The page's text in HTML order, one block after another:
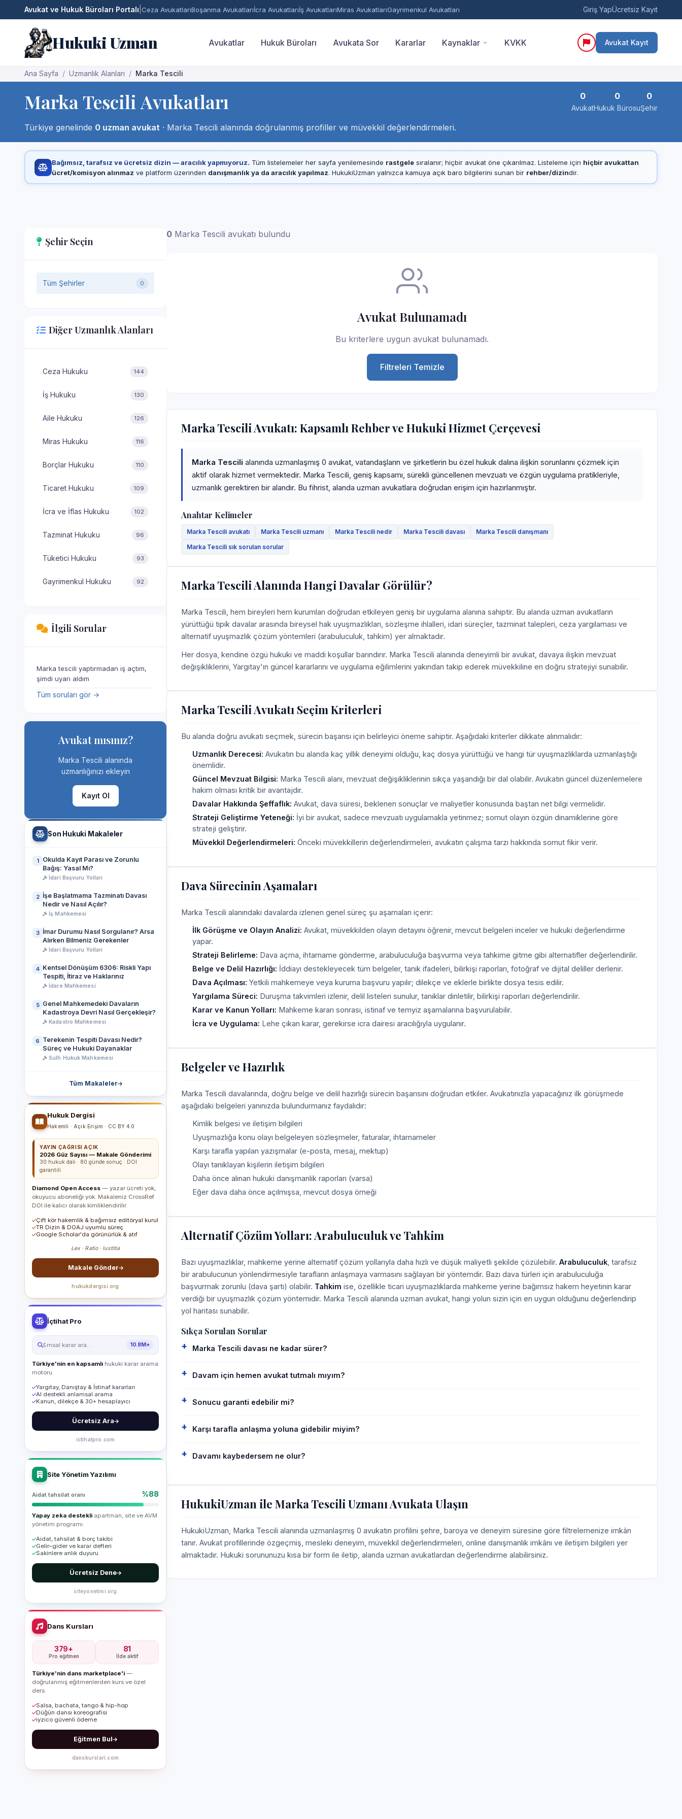
Avukat ve Hukuk Büroları Portalı Ceza AvukatlarıBoşanma Avukatlarıİcra Avukatlarıİş AvukatlarıMiras AvukatlarıGayrimenkul Avukatları Giriş YapÜcretsiz Kayıt
Hukuki Uzman Avukatlar Hukuk Büroları Avukata Sor Kararlar Kaynaklar KVKK Avukat Kayıt
Ana Sayfa Uzmanlık Alanları Marka Tescili
Marka Tescili Avukatları
Türkiye genelinde 0 uzman avukat · Marka Tescili alanında doğrulanmış profiller ve müvekkil değerlendirmeleri.
0
Avukat
0
Hukuk Bürosu
0
Şehir
Bağımsız, tarafsız ve ücretsiz dizin — aracılık yapmıyoruz. Tüm listelemeler her sayfa yenilemesinde rastgelesıralanır; hiçbir avukat öne çıkarılmaz. Listeleme için hiçbir avukattan
ücret/komisyon alınmaz ve platform üzerinden danışmanlık ya da aracılık yapılmaz. HukukiUzman yalnızca kamuya açık baro bilgilerini sunan bir rehber/dizindir.
Şehir Seçin
Tüm Şehirler 0
Diğer Uzmanlık Alanları
Ceza Hukuku 144
İş Hukuku 130
Aile Hukuku 126
Miras Hukuku 116
Borçlar Hukuku 110
Ticaret Hukuku 109
İcra ve İflas Hukuku 102
Tazminat Hukuku 96
Tüketici Hukuku 93
Gayrimenkul Hukuku 92
İlgili Sorular
Marka tescili yaptırmadan iş açtım,
şimdi uyarı aldım
Tüm soruları gör →
Avukat mısınız?
Marka Tescili alanında
uzmanlığınızı ekleyin
Kayıt Ol
Son Hukuki Makaleler
1
Okulda Kayıt Parası ve Zorunlu
Bağış: Yasal Mı?
İdari Başvuru Yolları
2 İşe Başlatmama Tazminatı Davası
Nedir ve Nasıl Açılır?
İş Mahkemesi
3 İmar Durumu Nasıl Sorgulanır? Arsa
Alırken Bilmeniz Gerekenler
İdari Başvuru Yolları
4 Kentsel Dönüşüm 6306: Riskli Yapı
Tespiti, İtiraz ve Haklarınız
İdare Mahkemesi
5 Genel Mahkemedeki Davaların
Kadastroya Devri Nasıl Gerçekleşir?
Kadastro Mahkemesi
6 Terekenin Tespiti Davası Nedir?
Süreç ve Hukuki Dayanaklar
Sulh Hukuk Mahkemesi
Tüm Makaleler
Hukuk Dergisi
Hakemli · Açık Erişim · CC BY 4.0
YAYIN ÇAĞRISI AÇIK
2026 Güz Sayısı — Makale Gönderimi
30 hukuk dalı · 80 günde sonuç · DOI
garantili
Diamond Open Access — yazar ücreti yok,
okuyucu aboneliği yok. Makaleniz CrossRef
DOI ile kalıcı olarak kimliklendirilir.
Çift kör hakemlik & bağımsız editöryal kurul
TR Dizin & DOAJ uyumlu süreç
Google Scholar'da görünürlük & atıf
Lex · Ratio · Iustitia
Makale Gönder
hukukdergisi.org
İçtihat Pro
Emsal karar ara… 10.8M+
Türkiye'nin en kapsamlı hukuki karar arama
motoru.
Yargıtay, Danıştay & İstinaf kararları
AI destekli anlamsal arama
Kanun, dilekçe & 30+ hesaplayıcı
Ücretsiz Ara
ictihatpro.com
Site Yönetim Yazılımı
Aidat tahsilat oranı %88
Yapay zeka destekli apartman, site ve AVM
yönetim programı.
Aidat, tahsilat & borç takibi
Gelir–gider ve karar defteri
Sakinlere anlık duyuru
Ücretsiz Dene
siteyonetimi.org
Dans Kursları
379+
Pro eğitmen
81
İlde aktif
Türkiye'nin dans marketplace'i —
doğrulanmış eğitmenlerden kurs ve özel
ders.
Salsa, bachata, tango & hip-hop
Düğün dansı koreografisi
iyzico güvenli ödeme
Eğitmen Bul
danskurslari.com
0 Marka Tescili avukatı bulundu
Avukat Bulunamadı
Bu kriterlere uygun avukat bulunamadı.
Filtreleri Temizle
Marka Tescili Avukatı: Kapsamlı Rehber ve Hukuki Hizmet Çerçevesi
Marka Tescili alanında uzmanlaşmış 0 avukat, vatandaşların ve şirketlerin bu özel hukuk dalına ilişkin sorunlarını çözmek için
aktif olarak hizmet vermektedir. Marka Tescili, geniş kapsamı, sürekli güncellenen mevzuatı ve özgün uygulama pratikleriyle,
uzmanlık gerektiren bir alandır. Bu fihrist, alanda uzman avukatlara doğrudan erişim için hazırlanmıştır.
Anahtar Kelimeler
Marka Tescili avukatı Marka Tescili uzmanı Marka Tescili nedir Marka Tescili davası
Marka Tescili danışmanı
Marka Tescili sık sorulan sorular
Marka Tescili Alanında Hangi Davalar Görülür?
Marka Tescili, hem bireyleri hem kurumları doğrudan etkileyen geniş bir uygulama alanına sahiptir. Bu alanda uzman avukatların
yürüttüğü tipik davalar arasında bireysel hak uyuşmazlıkları, sözleşme ihlalleri, idari süreçler, tazminat talepleri, ceza yargılaması ve
alternatif uyuşmazlık çözüm yöntemleri (arabuluculuk, tahkim) yer almaktadır.
Her dosya, kendine özgü hukuki ve maddi koşullar barındırır. Marka Tescili alanında deneyimli bir avukat, davaya ilişkin mevzuat
değişikliklerini, Yargıtay'ın güncel kararlarını ve uygulama eğilimlerini yakından takip ederek müvekkiline en doğru stratejiyi sunabilir.
Marka Tescili Avukatı Seçim Kriterleri
Bu alanda doğru avukatı seçmek, sürecin başarısı için belirleyici öneme sahiptir. Aşağıdaki kriterler dikkate alınmalıdır:
Uzmanlık Derecesi: Avukatın bu alanda kaç yıllık deneyimi olduğu, kaç dosya yürüttüğü ve hangi tür uyuşmazlıklarda uzmanlaştığı
önemlidir.
Güncel Mevzuat Bilgisi: Marka Tescili alanı, mevzuat değişikliklerinin sıkça yaşandığı bir dal olabilir. Avukatın güncel düzenlemelere
hakim olması kritik bir avantajdır.
Davalar Hakkında Şeffaflık: Avukat, dava süresi, beklenen sonuçlar ve maliyetler konusunda baştan net bilgi vermelidir.
Strateji Geliştirme Yeteneği: İyi bir avukat, sadece mevzuatı uygulamakla yetinmez; somut olayın özgün dinamiklerine göre
strateji geliştirir.
Müvekkil Değerlendirmeleri: Önceki müvekkillerin değerlendirmeleri, avukatın çalışma tarzı hakkında somut fikir verir.
Dava Sürecinin Aşamaları
Marka Tescili alanındaki davalarda izlenen genel süreç şu aşamaları içerir:
İlk Görüşme ve Olayın Analizi: Avukat, müvekkilden olayın detayını öğrenir, mevcut belgeleri inceler ve hukuki değerlendirme
yapar.
Strateji Belirleme: Dava açma, ihtarname gönderme, arabuluculuğa başvurma veya tahkime gitme gibi alternatifler değerlendirilir.
Belge ve Delil Hazırlığı: İddiayı destekleyecek tüm belgeler, tanık ifadeleri, bilirkişi raporları, fotoğraf ve dijital deliller derlenir.
Dava Açılması: Yetkili mahkemeye veya kuruma başvuru yapılır; dilekçe ve eklerle birlikte dosya tesis edilir.
Yargılama Süreci: Duruşma takvimleri izlenir, delil listeleri sunulur, tanıklar dinletilir, bilirkişi raporları değerlendirilir.
Karar ve Kanun Yolları: Mahkeme kararı sonrası, istinaf ve temyiz aşamalarına başvurulabilir.
İcra ve Uygulama: Lehe çıkan karar, gerekirse icra dairesi aracılığıyla uygulanır.
Belgeler ve Hazırlık
Marka Tescili davalarında, doğru belge ve delil hazırlığı sürecin başarısını doğrudan etkiler. Avukatınızla yapacağınız ilk görüşmede
aşağıdaki belgeleri yanınızda bulundurmanız faydalıdır:
Kimlik belgesi ve iletişim bilgileri
Uyuşmazlığa konu olayı belgeleyen sözleşmeler, faturalar, ihtarnameler
Karşı tarafla yapılan yazışmalar (e-posta, mesaj, mektup)
Olayı tanıklayan kişilerin iletişim bilgileri
Daha önce alınan hukuki danışmanlık raporları (varsa)
Eğer dava daha önce açılmışsa, mevcut dosya örneği
Alternatif Çözüm Yolları: Arabuluculuk ve Tahkim
Bazı uyuşmazlıklar, mahkeme yerine alternatif çözüm yollarıyla daha hızlı ve düşük maliyetli şekilde çözülebilir. Arabuluculuk , tarafsız
bir arabulucunun yönlendirmesiyle tarafların anlaşmaya varmasını sağlayan bir yöntemdir. Bazı dava türleri için arabuluculuğa
başvurmak zorunlu (dava şartı) olabilir. Tahkim ise, özellikle ticari uyuşmazlıklarda mahkeme yerine bağımsız hakem heyetinin karar
verdiği bir uyuşmazlık çözüm yöntemidir. Marka Tescili alanında uzman avukat, hangi yolun sizin için en uygun olduğunu değerlendirip
yol haritası sunabilir.
Sıkça Sorulan Sorular
Marka Tescili davası ne kadar sürer?
Davam için hemen avukat tutmalı mıyım?
Sonucu garanti edebilir mi?
Karşı tarafla anlaşma yoluna gidebilir miyim?
Davamı kaybedersem ne olur?
HukukiUzman ile Marka Tescili Uzmanı Avukata Ulaşın
HukukiUzman, Marka Tescili alanında uzmanlaşmış 0 avukatın profilini şehre, baroya ve deneyim süresine göre filtrelemenize imkân
tanır. Avukat profillerinde özgeçmiş, mesleki deneyim, müvekkil değerlendirmeleri, online danışmanlık imkânı ve iletişim bilgileri yer
almaktadır. Hukuki sorununuzu kısa bir form ile iletip, alanda uzman avukatlardan değerlendirme alabilirsiniz.